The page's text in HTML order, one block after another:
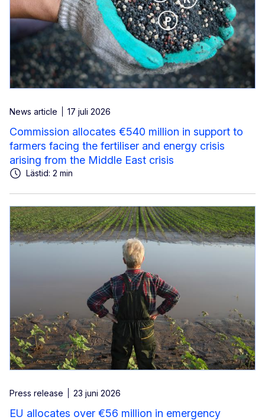
News article 17 juli 2026
Commission allocates €540 million in support to
farmers facing the fertiliser and energy crisis
arising from the Middle East crisis
Lästid: 2 min
Press release 23 juni 2026
EU allocates over €56 million in emergency